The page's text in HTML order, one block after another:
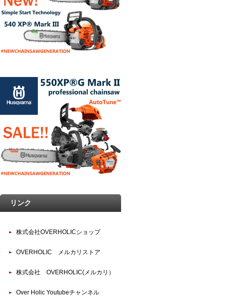
リンク
株式会社OVERHOLICショップ
OVERHOLIC メルカリストア
株式会社 OVERHOLIC(メルカリ）
Over Holic Youtubeチャンネル